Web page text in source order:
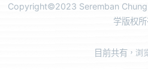
Copyright©2023 Seremban
学版权
目前共有 ，浏